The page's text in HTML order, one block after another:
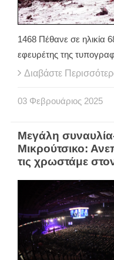
1468 Πέθανε σε ηλικία
εφευρέτης της
Διαβάστε
03 Φεβρουάριος 2025
Μεγάλη
Μικρούτσικο:
τις χρωστάμε